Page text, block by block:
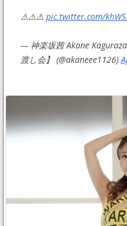
⚠️⚠️⚠️ pic.twitter.com/
— 神楽坂茜 Akane
渡し会】 (@akaneee1126)